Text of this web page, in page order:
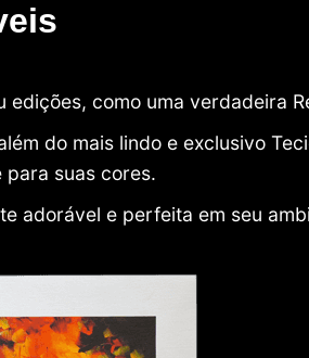
como uma verdadeira
do mais lindo e exclusivo
para suas cores.
adorável e perfeita em seu